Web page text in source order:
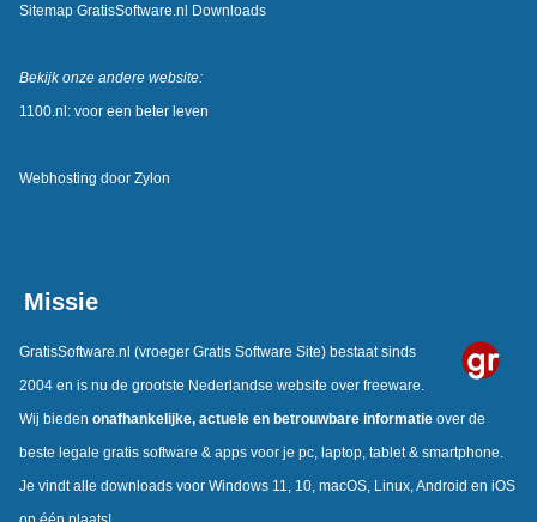
Sitemap GratisSoftware.nl Downloads
Bekijk onze andere website:
1100.nl: voor een beter leven
Webhosting door Zylon
Missie
GratisSoftware.nl (vroeger Gratis Software Site) bestaat sinds
2004 en is nu de grootste Nederlandse website over freeware.
Wij bieden onafhankelijke, actuele en betrouwbare informatieover de
beste legale gratis software & apps voor je pc, laptop, tablet & smartphone.
Je vindt alle downloads voor Windows 11, 10, macOS, Linux, Android en iOS